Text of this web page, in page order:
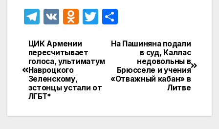
T
e
gr
a
m
V
O
n
o
a
T
itt
er
п
р
а
Навигация
по
записям
На Пашиняна подали
в суд, Каллас
недовольны в
Брюсселе и учения
«Отважный кабан» в
Литве
ЦИК Армении
пересчитывает
голоса, ультиматум
Навроцкого
Зеленскому,
эстонцы устали от
ЛГБТ*